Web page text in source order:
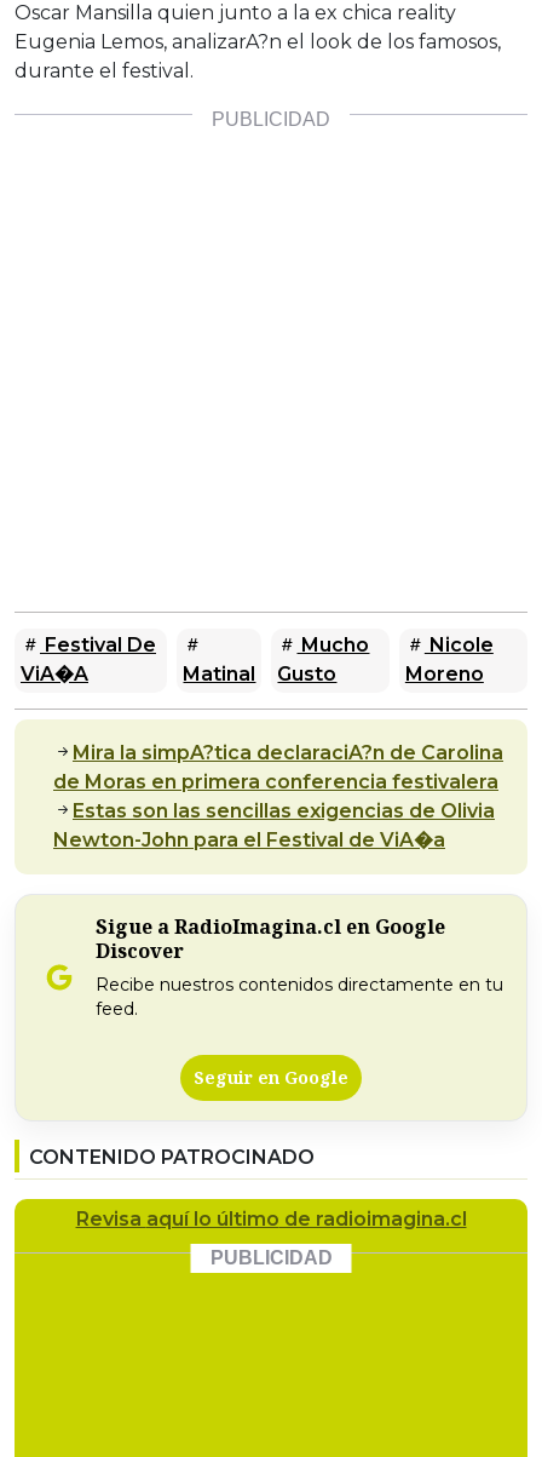
Oscar Mansilla quien junto a la ex chica reality
Eugenia Lemos, analizarA?n el look de los famosos,
durante el festival.
Festival De
ViA�a
Matinal
Mucho
Gusto
Nicole
Moreno
Mira la simpA?tica declaraciA?n de Carolina
de Moras en primera conferencia festivalera
Estas son las sencillas exigencias de Olivia
Newton-John para el Festival de ViA�a
Sigue a RadioImagina.cl en Google
Discover
Recibe nuestros contenidos directamente en tu
feed.
Seguir en Google
CONTENIDO PATROCINADO
Revisa aquí lo último de radioimagina.cl